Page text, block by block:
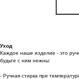
Уход
Каждое наше изделие - это
будьте с ним нежны:
- Ручная стирка при